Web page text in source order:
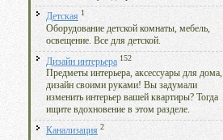
Детская 1
Оборудование детской комнаты, мебель,
освещение. Все для детской.
Дизайн интерьера 152
Предметы интерьера, аксессуары для дома,
дизайн своими руками! Вы задумали
изменить интерьер вашей квартиры? Тогда
ищите вдохновение в этом разделе.
Канализация 2